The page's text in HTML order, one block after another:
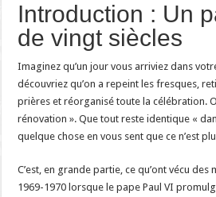
Introduction : Un
de vingt siècles
Imaginez qu’un jour vous arriviez dans
découvriez qu’on a repeint les fresques,
prières et réorganisé toute la célébration.
rénovation ». Que tout reste identique «
quelque chose en vous sent que ce n’est
C’est, en grande partie, ce qu’ont vécu
1969-1970 lorsque le pape Paul VI